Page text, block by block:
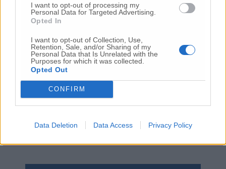
I want to opt-out of processing my
Personal Data for Targeted Advertising.
Opted In
I want to opt-out of Collection, Use,
Retention, Sale, and/or Sharing of my
Personal Data that Is Unrelated with the
Purposes for which it was collected.
Opted Out
CONFIRM
Data Deletion Data Access Privacy Policy
Commenti
Nessun commento presente